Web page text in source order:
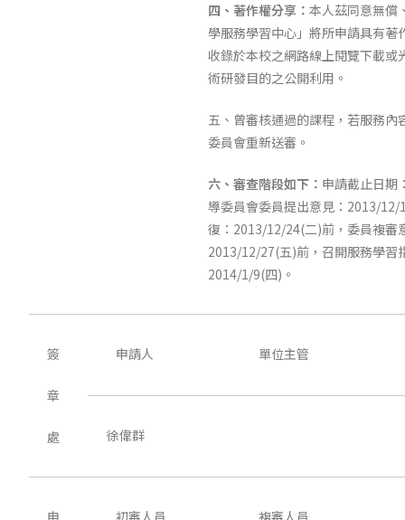
四、著作權分享：本人茲同意無償
學服務學習中心」將所申請具有著
收錄於本校之網路線上閱覽下載或
術研發目的之公開利用。
五、曾審核通過的課程，若服務內
委員會重新送審。
六、審查階段如下： 申請截止日期
導委員會委員提出意見：2013/
復：2013/12/24(二)前，委員複審
2013/12/27(五)前，召開服務學習
2014/1/9(四)。
簽
章
處
申請人 單位主管
徐偉群
申
初審人員 複審人員